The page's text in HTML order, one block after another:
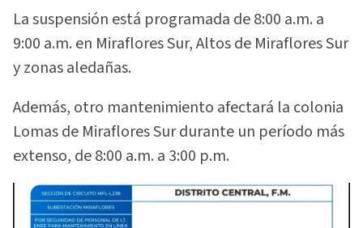
La suspensión está programada de 8:00 a.m. a
9:00 a.m. en Miraflores Sur, Altos de Miraflores Sur
y zonas aledañas.
Además, otro mantenimiento afectará la colonia
Lomas de Miraflores Sur durante un período más
extenso, de 8:00 a.m. a 3:00 p.m.